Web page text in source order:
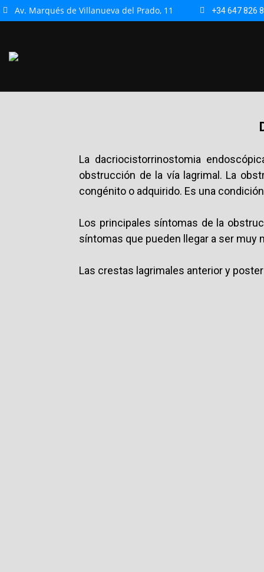
Av. Marqués de Villanueva del Prado, 11 +34 647 826
La dacriocistorrinostomia
obstrucción de la vía lagrimal. La
congénito o adquirido. Es una
Los principales síntomas de la
síntomas que pueden llegar a ser muy
Las crestas lagrimales anterior y